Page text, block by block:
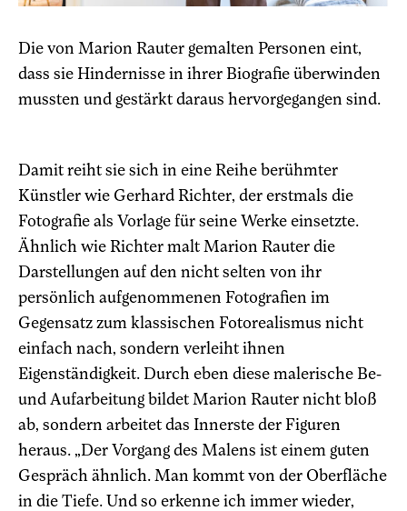
Die von Marion Rauter gemalten Personen eint,
dass sie Hindernisse in ihrer Biografie überwinden
mussten und gestärkt daraus hervorgegangen sind.
Damit reiht sie sich in eine Reihe berühmter
Künstler wie Gerhard Richter, der erstmals die
Fotografie als Vorlage für seine Werke einsetzte.
Ähnlich wie Richter malt Marion Rauter die
Darstellungen auf den nicht selten von ihr
persönlich aufgenommenen Fotografien im
Gegensatz zum klassischen Fotorealismus nicht
einfach nach, sondern verleiht ihnen
Eigenständigkeit. Durch eben diese malerische Be-
und Aufarbeitung bildet Marion Rauter nicht bloß
ab, sondern arbeitet das Innerste der Figuren
heraus. „Der Vorgang des Malens ist einem guten
Gespräch ähnlich. Man kommt von der Oberfläche
in die Tiefe. Und so erkenne ich immer wieder,